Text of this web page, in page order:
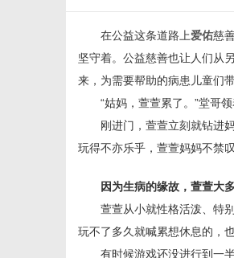
在公益这条道路上爱佑慈
坚守着。公益慈善也让人们从
来，为需要帮助的病患儿童们
“姑妈，萱萱累了。”堂哥
刚进门，萱萱立刻就钻进
玩得不亦乐乎，萱萱妈妈不禁叹
因为生病的缘故，萱萱大
萱萱从小就性格活泼、特
玩不了多久就喊累想休息的，也
有时候游戏还没进行到一